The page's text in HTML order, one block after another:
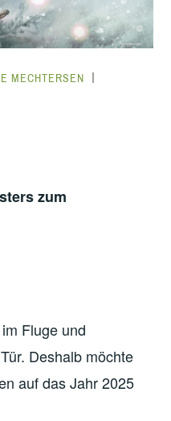
MECHTERSEN
zum
Fluge und
Deshalb möchte
auf das Jahr 2025